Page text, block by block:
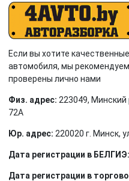
Если вы хотите
автомобиля, мы
проверены лично нами
Физ. адрес: 223049,
72А
Юр. адрес: 220020 г. Минск,
Дата регистрации в БЕЛГИЭ:
Дата регистрации в